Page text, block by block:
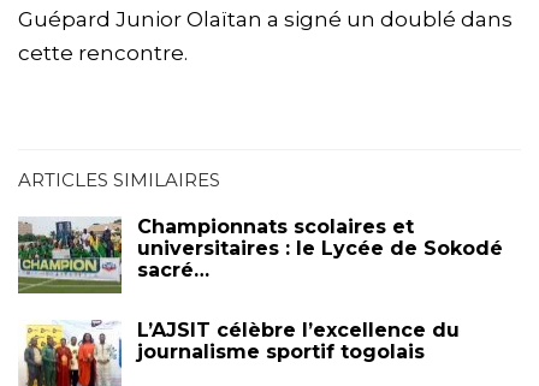
Guépard Junior Olaïtan a signé un doublé dans
cette rencontre.
ARTICLES SIMILAIRES
Championnats scolaires et
universitaires : le Lycée de Sokodé
sacré…
L’AJSIT célèbre l’excellence du
journalisme sportif togolais